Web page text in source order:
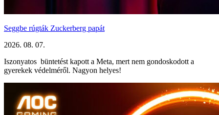
Seggbe rúgták Zuckerberg papát
2026. 08. 07.
Iszonyatos büntetést kapott a Meta, mert nem gondoskodott a
gyerekek védelméről. Nagyon helyes!